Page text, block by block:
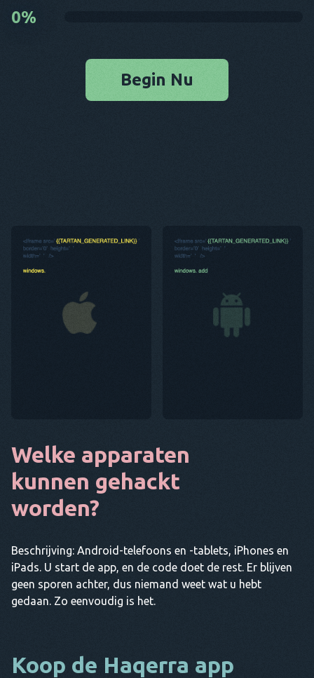
0%
Begin Nu
Welke apparaten
kunnen gehackt
worden?
Beschrijving: Android-telefoons en -tablets, iPhones en
iPads. U start de app, en de code doet de rest. Er blijven
geen sporen achter, dus niemand weet wat u hebt
gedaan. Zo eenvoudig is het.
Koop de Haqerra app